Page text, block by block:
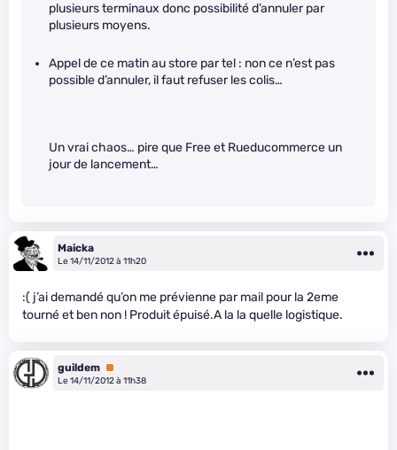
plusieurs terminaux donc possibilité d’annuler par
plusieurs moyens.
Appel de ce matin au store par tel : non ce n’est pas
possible d’annuler, il faut refuser les colis…
Un vrai chaos… pire que Free et Rueducommerce un
jour de lancement…
Maicka
Le 14/11/2012 à 11h20
:( j’ai demandé qu’on me prévienne par mail pour la 2eme
tourné et ben non ! Produit épuisé.A la la quelle logistique.
guildem Premium
Le 14/11/2012 à 11h38